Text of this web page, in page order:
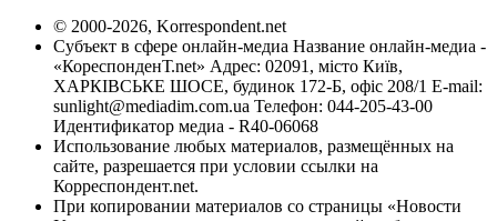
© 2000-2026, Korrespondent.net
Субъект в сфере онлайн-медиа Название онлайн-медиа -
«КореспонденТ.net» Адрес: 02091, місто Київ,
ХАРКІВСЬКЕ ШОСЕ, будинок 172-Б, офіс 208/1 E-mail:
sunlight@mediadim.com.ua Телефон: 044-205-43-00
Идентификатор медиа - R40-06068
Использование любых материалов, размещённых на
сайте, разрешается при условии ссылки на
Корреспондент.net.
При копировании материалов со страницы «Новости